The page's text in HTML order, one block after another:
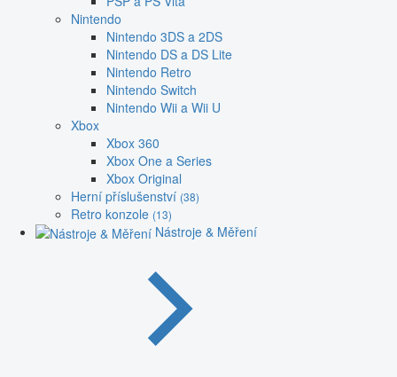
Nintendo
Nintendo 3DS a 2DS
Nintendo DS a DS Lite
Nintendo Retro
Nintendo Switch
Nintendo Wii a Wii U
Xbox
Xbox 360
Xbox One a Series
Xbox Original
Herní příslušenství (38)
Retro konzole (13)
Nástroje & Měření